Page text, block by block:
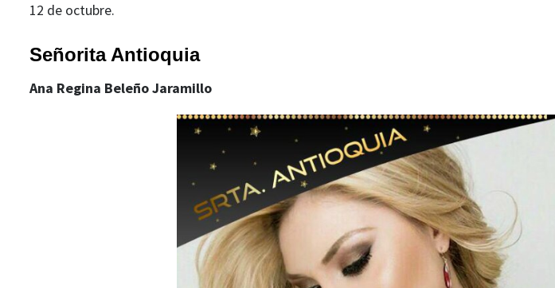
12 de octubre.
Señorita Antioquia
Ana Regina Beleño Jaramillo